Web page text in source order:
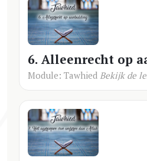
6. Alleenrecht op
Module: Tawhied Bekijk de